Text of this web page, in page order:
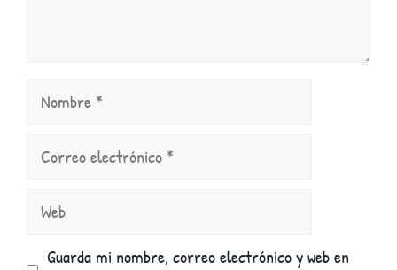
Nombre
Correo
Web
Guarda mi nombre, correo electrónico y web en